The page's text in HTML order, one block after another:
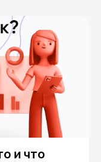
и что